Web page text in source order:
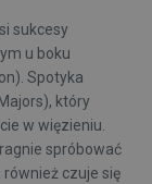
sukcesy
u boku
Spotyka
który
w więzieniu.
spróbować
również czuje się